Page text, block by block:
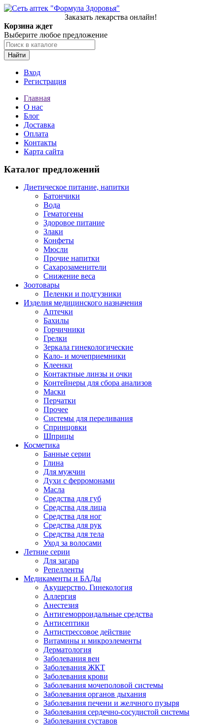
Заказать лекарства онлайн!
Корзина ждет
Выберите любое предложение
Найти
Вход
Регистрация
Главная
О нас
Блог
Доставка
Оплата
Контакты
Карта сайта
Каталог предложений
Диетическое питание, напитки
Батончики
Вода
Гематогены
Здоровое питание
Злаки
Конфеты
Мюсли
Прочие напитки
Сахарозаменители
Снижение веса
Зоотовары
Пеленки и подгузники
Изделия медицинского назначения
Аптечки
Бахилы
Горчичники
Грелки
Зеркала гинекологические
Кало- и мочеприемники
Клеенки
Контактные линзы и очки
Контейнеры для сбора анализов
Маски
Перчатки
Прочее
Системы для переливания
Спринцовки
Шприцы
Косметика
Банные серии
Глина
Для мужчин
Духи с ферромонами
Масла
Средства для губ
Средства для лица
Средства для ног
Средства для рук
Средства для тела
Уход за волосами
Летние серии
Для загара
Репелленты
Медикаменты и БАДы
Акушерство. Гинекология
Аллергия
Анестезия
Антигеморроидальные средства
Антисептики
Антистрессовое действие
Витамины и микроэлементы
Дерматология
Заболевания вен
Заболевания ЖКТ
Заболевания крови
Заболевания мочеполовой системы
Заболевания органов дыхания
Заболевания печени и желчного пузыря
Заболевания сердечно-сосудистой системы
Заболевания суставов